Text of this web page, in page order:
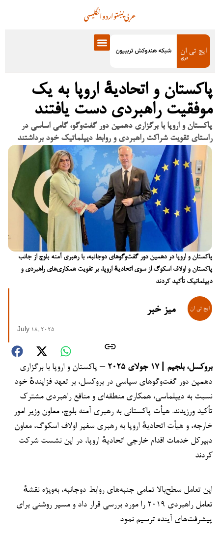
انگلیسیاردوپښتوعربی
پاکستان و اتحادیهٔ اروپا به یک
موفقیت راهبردی دست یافتند
پاکستان و اروپا با برگزاری دهمین دور گفت‌وگو، گامی اساسی در
راستای تقویت شراکت راهبردی و روابط دیپلماتیک خود برداشتند
پاکستان و اروپا در دهمین دور گفت‌وگوهای دوجانبه، با رهبری آمنه بلوچ از جانب
پاکستان و اولاف اسکوگ از سوی اتحادیهٔ اروپا، بر تقویت همکاری‌های راهبردی و
دیپلماتیک تأکید کردند
میز خبر
July 18, 2025
بروکسل، بلجیم | ۱۷ جولای ۲۰۲۵
– پاکستان و اروپا با برگزاری
دهمین دور گفت‌وگوهای سیاسی در بروکسل، بر تعهد فزایندهٔ خود
نسبت به دیپلماسی، همکاری منطقه‌ای و منافع راهبردی مشترک
تأکید ورزیدند. هیأت پاکستانی به رهبری آمنه بلوچ، معاون وزیر امور
خارجه، و هیأت اتحادیهٔ اروپا به رهبری سفیر اولاف اسکوگ، معاون
دبیرکل خدمات اقدام خارجی اتحادیهٔ اروپا، در این نشست شرکت
کردند
این تعامل سطح‌بالا تمامی جنبه‌های روابط دوجانبه، به‌ویژه نقشهٔ
تعامل راهبردی ۲۰۱۹ را مورد بررسی قرار داد و مسیر روشنی برای
پیشرفت‌های آینده ترسیم نمود